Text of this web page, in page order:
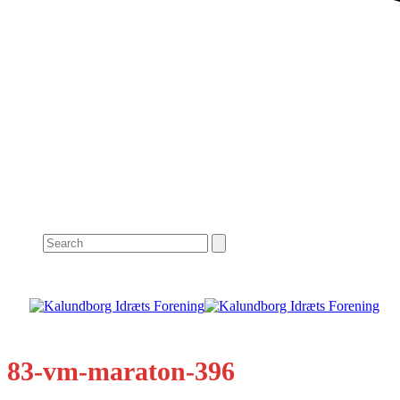
Search
83-vm-maraton-396